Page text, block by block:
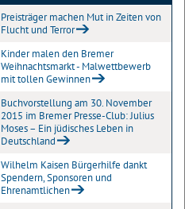
Preisträger machen Mut in Zeiten von
Flucht und Terror
Kinder malen den Bremer
Weihnachtsmarkt - Malwettbewerb
mit tollen Gewinnen
Buchvorstellung am 30. November
2015 im Bremer Presse-Club: Julius
Moses – Ein jüdisches Leben in
Deutschland
Wilhelm Kaisen Bürgerhilfe dankt
Spendern, Sponsoren und
Ehrenamtlichen